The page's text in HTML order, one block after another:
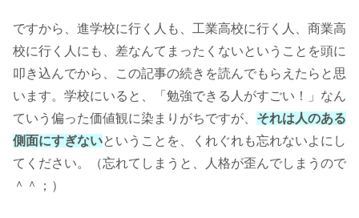
ですから、進学校に行く人も、工業高校に行く人、商業高
校に行く人にも、差なんてまったくないということを頭に
叩き込んでから、この記事の続きを読んでもらえたらと思
います。学校にいると、「勉強できる人がすごい！」なん
ていう偏った価値観に染まりがちですが、 それは人のある
側面にすぎないということを、くれぐれも忘れないよにし
てください。（忘れてしまうと、人格が歪んでしまうので
＾＾；）